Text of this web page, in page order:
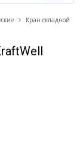
Кран складной